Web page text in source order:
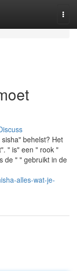
behelst? Het
" is" een " rook "
de " " gebruikt in de
alles-wat-je-